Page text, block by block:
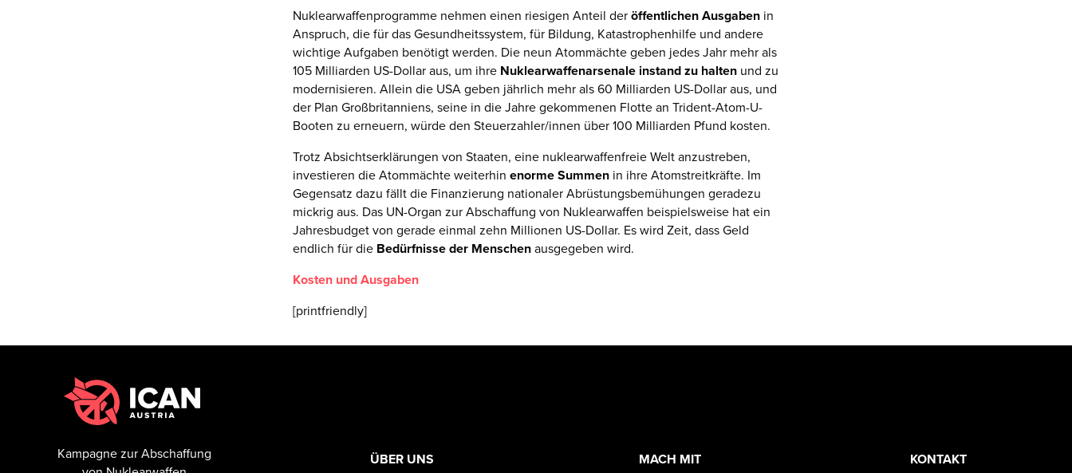
Nuklearwaffenprogramme nehmen einen riesigen Anteil deröffentlichen Ausgaben in
Anspruch, die für das Gesundheitssystem, für Bildung, Katastrophenhilfe und andere
wichtige Aufgaben benötigt werden. Die neun Atommächte geben jedes Jahr mehr als
105 Milliarden US-Dollar aus, um ihre Nuklearwaffenarsenale instand zu halten und zu
modernisieren. Allein die USA geben jährlich mehr als 60 Milliarden US-Dollar aus, und
der Plan Großbritanniens, seine in die Jahre gekommenen Flotte an Trident-Atom-U-
Booten zu erneuern, würde den Steuerzahler/innen über 100 Milliarden Pfund kosten.
Trotz Absichtserklärungen von Staaten, eine nuklearwaffenfreie Welt anzustreben,
investieren die Atommächte weiterhin enorme Summen in ihre Atomstreitkräfte. Im
Gegensatz dazu fällt die Finanzierung nationaler Abrüstungsbemühungen geradezu
mickrig aus. Das UN-Organ zur Abschaffung von Nuklearwaffen beispielsweise hat ein
Jahresbudget von gerade einmal zehn Millionen US-Dollar. Es wird Zeit, dass Geld
endlich für die Bedürfnisse der Menschenausgegeben wird.
Kosten und Ausgaben
[printfriendly]
Kampagne zur Abschaffung
ÜBER UNS MACH MIT KONTAKT